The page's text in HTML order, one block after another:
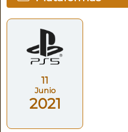
11
Junio
2021